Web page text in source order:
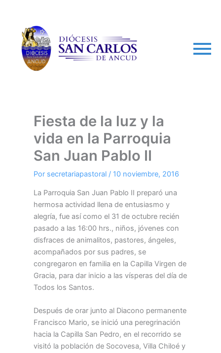
Fiesta de la luz y la
vida en la Parroquia
San Juan Pablo II
Por secretariapastoral / 10 noviembre, 2016
La Parroquia San Juan Pablo II preparó una
hermosa actividad llena de entusiasmo y
alegría, fue así como el 31 de octubre recién
pasado a las 16:00 hrs., niños, jóvenes con
disfraces de animalitos, pastores, ángeles,
acompañados por sus padres, se
congregaron en familia en la Capilla Virgen de
Gracia, para dar inicio a las vísperas del día de
Todos los Santos.
Después de orar junto al Diacono permanente
Francisco Mario, se inició una peregrinación
hacia la Capilla San Pedro, en el recorrido se
visitó la población de Socovesa, Villa Chiloé y